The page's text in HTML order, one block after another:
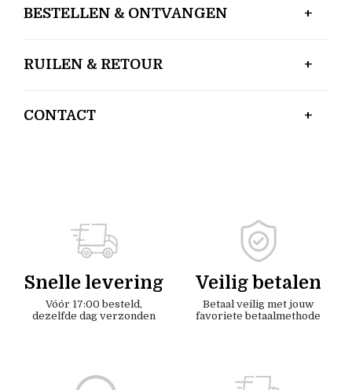
BESTELLEN & ONTVANGEN
RUILEN & RETOUR
CONTACT
Snelle levering
Vóór 17:00 besteld,
dezelfde dag verzonden
Veilig betalen
Betaal veilig met jouw
favoriete betaalmethode